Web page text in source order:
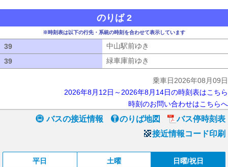
のりば 2
※時刻表は以下の行先・系統の時刻を合わせて表示しています
39 中山駅前ゆき
39
緑車庫前ゆき
乗車日2026年08月09日
2026年8月12日～2026年8月14日の時刻表はこちら
時刻のお問い合わせはこちらへ
バスの接近情報 のりば地図
バス停時刻表
接近情報コード印刷
平日 土曜 日曜/祝日